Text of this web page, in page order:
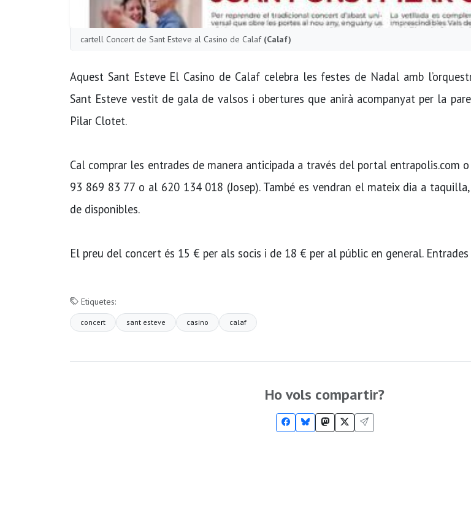
cartell Concert de Sant Esteve al Casino de Calaf (Calaf)
Aquest Sant Esteve El Casino de Calaf celebra les festes de Nadal amb
Sant Esteve vestit de gala de valsos i obertures que anirà acompanyat per la
Pilar Clotet.
Cal comprar les entrades de manera anticipada a través del portal entrapolis.com
93 869 83 77 o al 620 134 018 (Josep). També es vendran el mateix dia a
de disponibles.
El preu del concert és 15 € per als socis i de 18 € per al públic en general. Entrades
Etiquetes:
concert sant esteve casino calaf
Ho vols compartir?